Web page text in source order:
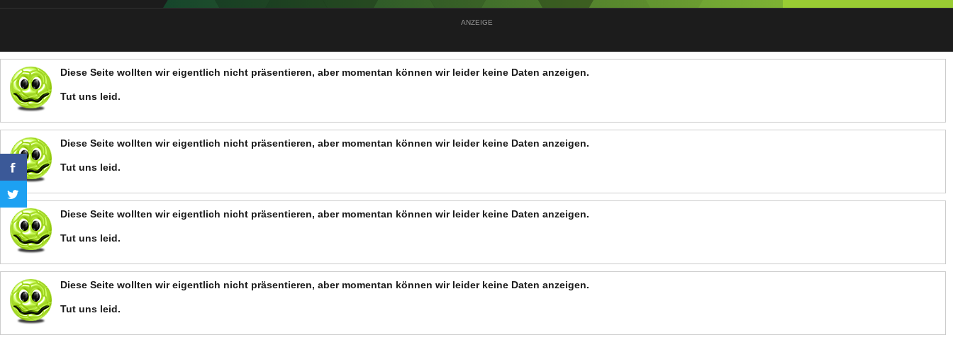
ANZEIGE
Diese Seite wollten wir eigentlich nicht präsentieren, aber momentan können wir leider keine Daten anzeigen.
Tut uns leid.
Diese Seite wollten wir eigentlich nicht präsentieren, aber momentan können wir leider keine Daten anzeigen.
Tut uns leid.
Diese Seite wollten wir eigentlich nicht präsentieren, aber momentan können wir leider keine Daten anzeigen.
Tut uns leid.
Diese Seite wollten wir eigentlich nicht präsentieren, aber momentan können wir leider keine Daten anzeigen.
Tut uns leid.